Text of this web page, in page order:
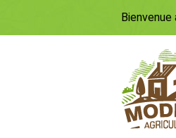
Bienvenue